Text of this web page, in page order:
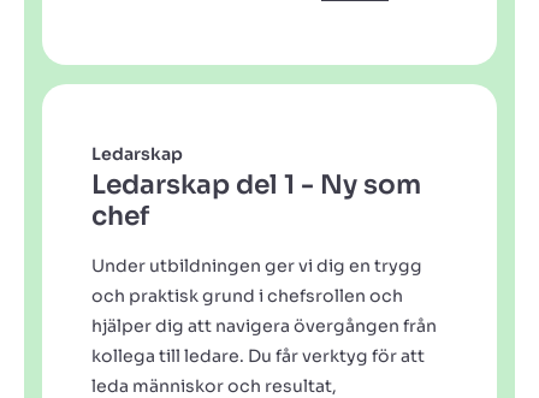
Ledarskap
Ledarskap del 1 - Ny som
chef
Under utbildningen ger vi dig en trygg
och praktisk grund i chefsrollen och
hjälper dig att navigera övergången från
kollega till ledare. Du får verktyg för att
leda människor och resultat,